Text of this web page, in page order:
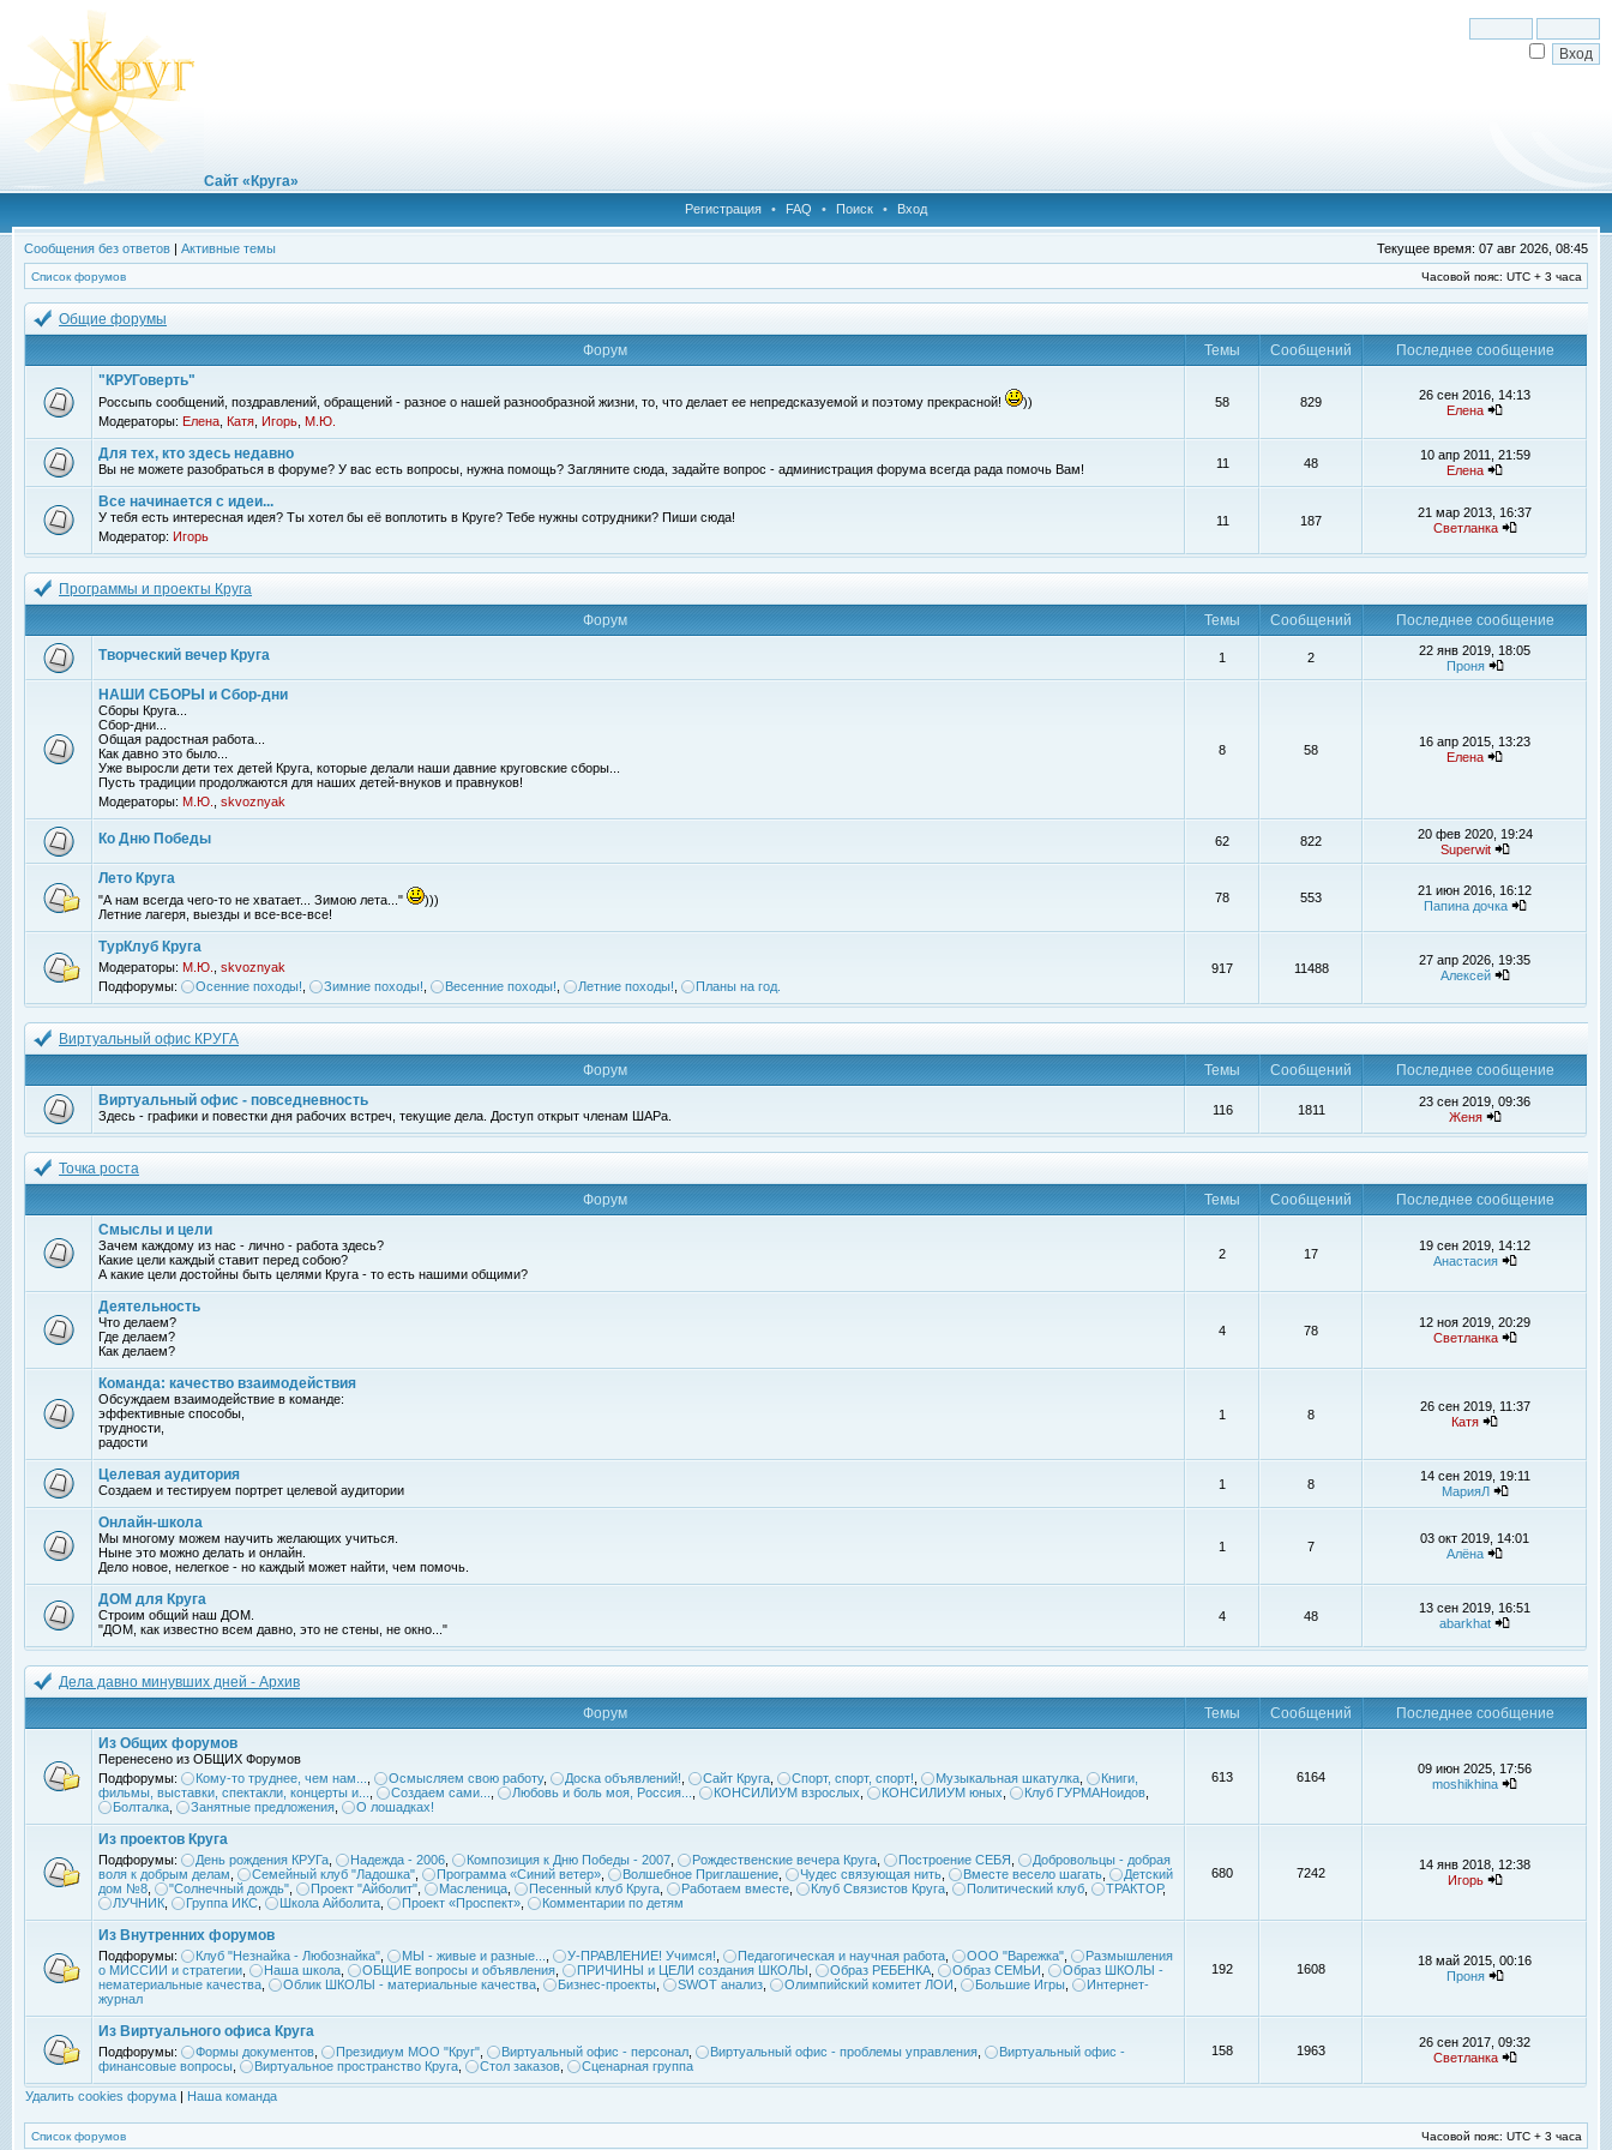
Сайт «Круга»
Регистрация • FAQ • Поиск • Вход
Сообщения без ответов | Активные темы Текущее время: 07 авг 2026, 08:45
Список форумов Часовой пояс: UTC + 3 часа
Общие форумы
Форум
Темы Сообщений
Последнее сообщение
"КРУГоверть"
Россыпь сообщений, поздравлений, обращений - разное о нашей разнообразной жизни, то, что делает ее непредсказуемой и поэтому прекрасной!
))
Модераторы: Елена Катя Игорь М.Ю.
58 829
26 сен 2016, 14:13
Елена
Для тех, кто здесь недавно
Вы не можете разобраться в форуме? У вас есть вопросы, нужна помощь? Загляните сюда, задайте вопрос - администрация форума всегда рада помочь Вам! 11 48
10 апр 2011, 21:59
Елена
Все начинается с идеи...
У тебя есть интересная идея? Ты хотел бы её воплотить в Круге? Тебе нужны сотрудники? Пиши сюда!
Модератор: Игорь
11 187
21 мар 2013, 16:37
Светланка
Программы и проекты Круга
Форум
Темы Сообщений Последнее сообщение
Творческий вечер Круга 1 2
22 янв 2019, 18:05
Проня
НАШИ СБОРЫ и Сбор-дни
Сборы Круга...
Сбор-дни...
Общая радостная работа...
Как давно это было...
Уже выросли дети тех детей Круга, которые делали наши давние круговские сборы...
Пусть традиции продолжаются для наших детей-внуков и правнуков!
Модераторы: М.Ю. skvoznyak
8 58
16 апр 2015, 13:23
Елена
Ко Дню Победы 62 822
20 фев 2020, 19:24
Superwit
Лето Круга
"А нам всегда чего-то не хватает... Зимою лета..."
)))
Летние лагеря, выезды и все-все-все!
78 553
21 июн 2016, 16:12
Папина дочка
ТурКлуб Круга
Модераторы: М.Ю.
skvoznyak
Подфорумы:
Осенние походы! Зимние походы! Весенние походы! Летние походы! Планы на год.
917 11488
27 апр 2026, 19:35
Алексей
Виртуальный офис КРУГА
Форум
Темы Сообщений
Последнее сообщение
Виртуальный офис - повседневность
Здесь - графики и повестки дня рабочих встреч, текущие дела. Доступ открыт членам ШАРа. 116 1811
23 сен 2019, 09:36
Женя
Точка роста
Форум
Темы Сообщений
Последнее сообщение
Смыслы и цели
Зачем каждому из нас - лично - работа здесь?
Какие цели каждый ставит перед собою?
А какие цели достойны быть целями Круга - то есть нашими общими?
2 17
19 сен 2019, 14:12
Анастасия
Деятельность
Что делаем?
Где делаем?
Как делаем?
4 78
12 ноя 2019, 20:29
Светланка
Команда: качество взаимодействия
Обсуждаем взаимодействие в команде:
эффективные способы,
трудности,
радости
1 8
26 сен 2019, 11:37
Катя
Целевая аудитория
Создаем и тестируем портрет целевой аудитории 1 8
14 сен 2019, 19:11
МарияЛ
Онлайн-школа
Мы многому можем научить желающих учиться.
Ныне это можно делать и онлайн.
Дело новое, нелегкое - но каждый может найти, чем помочь.
1 7
03 окт 2019, 14:01
Алёна
ДОМ для Круга
Строим общий наш ДОМ.
"ДОМ, как известно всем давно, это не стены, не окно..."
4 48
13 сен 2019, 16:51
abarkhat
Дела давно минувших дней - Архив
Форум
Темы Сообщений
Последнее сообщение
Из Общих форумов
Перенесено из ОБЩИХ Форумов
Подфорумы:
Кому-то труднее, чем нам... Осмысляем свою работу, Доска объявлений! Сайт Круга Спорт, спорт, спорт! Музыкальная шкатулка
Книги,
фильмы, выставки, спектакли, концерты и...
Создаем сами... Любовь и боль моя, Россия... КОНСИЛИУМ взрослых КОНСИЛИУМ юных Клуб ГУРМАНоидов
Болталка
Занятные предложения О лошадках!
613 6164
09 июн 2025, 17:56
moshikhina
Из проектов Круга
Подфорумы: День рождения КРУГа Надежда - 2006 Композиция к Дню Победы - 2007 Рождественские вечера Круга Построение СЕБЯ
Добровольцы - добрая
воля к добрым делам
Семейный клуб "Ладошка" Программа «Синий ветер» Волшебное Приглашение Чудес связующая нить Вместе весело шагать
Детский
дом №8
"Солнечный дождь" Проект "Айболит" Масленица Песенный клуб Круга Работаем вместе Клуб Связистов Круга Политический клуб ТРАКТОР,
ЛУЧНИК
Группа ИКС Школа Айболита Проект «Проспект» Комментарии по детям
680 7242
14 янв 2018, 12:38
Игорь
Из Внутренних форумов
Подфорумы: Клуб "Незнайка - Любознайка" МЫ - живые и разные... У-ПРАВЛЕНИЕ! Учимся! Педагогическая и научная работа ООО "Варежка"
Размышления
о МИССИИ и стратегии
Наша школа ОБЩИЕ вопросы и объявления ПРИЧИНЫ и ЦЕЛИ создания ШКОЛЫ Образ РЕБЕНКА Образ СЕМЬИ
Образ ШКОЛЫ -
нематериальные качества
Облик ШКОЛЫ - материальные качества Бизнес-проекты SWOT анализ Олимпийский комитет ЛОИ Большие Игры
Интернет-
журнал
192 1608
18 май 2015, 00:16
Проня
Из Виртуального офиса Круга
Подфорумы: Формы документов Президиум МОО "Круг" Виртуальный офис - персонал Виртуальный офис - проблемы управления
Виртуальный офис -
финансовые вопросы
Виртуальное пространство Круга Стол заказов Сценарная группа
158 1963
26 сен 2017, 09:32
Светланка
Удалить cookies форума | Наша команда
Список форумов Часовой пояс: UTC + 3 часа